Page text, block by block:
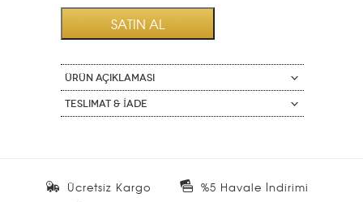
ÜRÜN AÇIKLAMASI
Teslimat & İade
Ücretsiz Kargo
%5 Havale İndirimi